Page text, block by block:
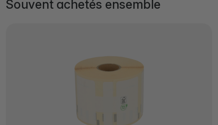
Souvent achetés ensemble